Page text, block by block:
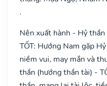
.
Nên xuất hành - Hỷ
TỐT: Hướng Nam gặp
niềm vui, may mắn và
thần (hướng thần tài) -